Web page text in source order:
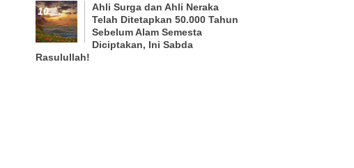
Ahli Surga dan Ahli Neraka
Telah Ditetapkan 50.000 Tahun
Sebelum Alam Semesta
Diciptakan, Ini Sabda
Rasulullah!